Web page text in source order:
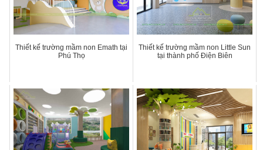
Thiết kế trường mầm non Emath tại
Phú Thọ
Thiết kế trường mầm non Little Sun
tại thành phố Điện Biên